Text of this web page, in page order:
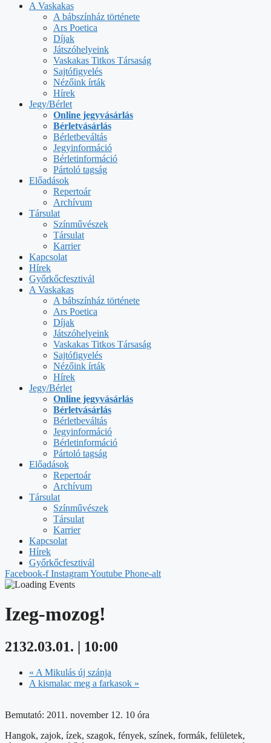
A Vaskakas
A bábszínház története
Ars Poetica
Díjak
Játszóhelyeink
Vaskakas Titkos Társaság
Sajtófigyelés
Nézőink írták
Hírek
Jegy/Bérlet
Online jegyvásárlás
Bérletvásárlás
Bérletbeváltás
Jegyinformáció
Bérletinformáció
Pártoló tagság
Előadások
Repertoár
Archívum
Társulat
Színművészek
Társulat
Karrier
Kapcsolat
Hírek
Győrkőcfesztivál
A Vaskakas
A bábszínház története
Ars Poetica
Díjak
Játszóhelyeink
Vaskakas Titkos Társaság
Sajtófigyelés
Nézőink írták
Hírek
Jegy/Bérlet
Online jegyvásárlás
Bérletvásárlás
Bérletbeváltás
Jegyinformáció
Bérletinformáció
Pártoló tagság
Előadások
Repertoár
Archívum
Társulat
Színművészek
Társulat
Karrier
Kapcsolat
Hírek
Győrkőcfesztivál
Facebook-f InstagramYoutube Phone-alt
Izeg-mozog!
2132.03.01. | 10:00
« A Mikulás új szánja
A kismalac meg a farkasok »
Bemutató: 2011. november 12. 10 óra
Hangok, zajok, ízek, szagok, fények, színek, formák, felületek,